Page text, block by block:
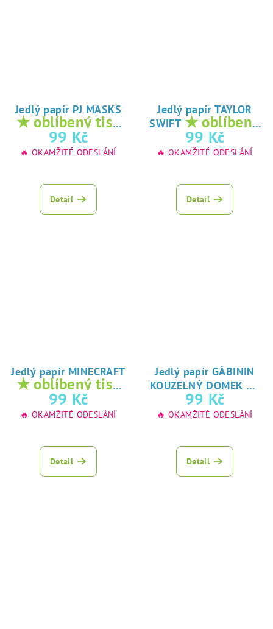
Jedlý papír PJ MASKS
★ oblíbený tisk
na jedlý papír
99 Kč
🔥 OKAMŽITÉ ODESLÁNÍ
Detail
Jedlý papír TAYLOR
SWIFT ★ oblíbený
tisk na jedlý
papír
99 Kč
🔥 OKAMŽITÉ ODESLÁNÍ
Detail
Jedlý papír MINECRAFT
★ oblíbený tisk
na jedlý papír
99 Kč
🔥 OKAMŽITÉ ODESLÁNÍ
Detail
Jedlý papír GÁBININ
KOUZELNÝ DOMEK ★
oblíbený tisk na
jedlý papír
99 Kč
🔥 OKAMŽITÉ ODESLÁNÍ
Detail